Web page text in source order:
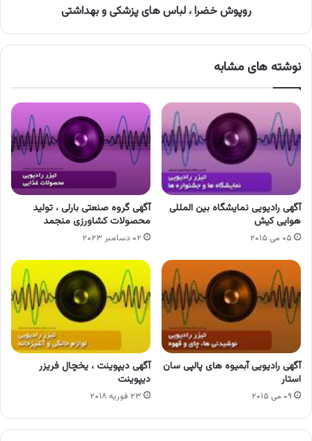
روپوش خضرا ، لباس های پزشکی و بهداشتی
نوشته های مشابه
آگهی رادیویی نمایشگاه بین المللی
هوایی کیش
۰۵ می ۲۰۱۵
آگهی گروه صنعتی بارلی ، تولید
محصولات کشاورزی منجمد
۰۲ دسامبر ۲۰۲۳
آگهی رادیویی آبمیوه های پالپی سان
استار
۰۹ می ۲۰۱۵
آگهی دیپوینت ، یخچال فریزر
دیپوینت
۲۳ فوریه ۲۰۱۸